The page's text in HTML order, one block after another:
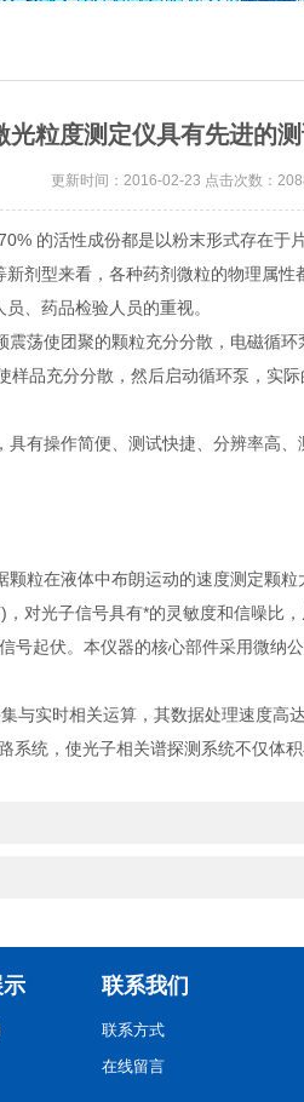
光粒度测定仪具有先进的
更新时间：2016-02-23 点击次数：
的活性成份都是以粉末形式存在于
剂型来看，各种药剂微粒的物理属
、药品检验人员的重视。
荡使团聚的颗粒充分分散，电磁循
品充分分散，然后启动循环泵，实
有操作简便、测试快捷、分辨率高
粒在液体中布朗运动的速度测定颗
光子信号具有*的灵敏度和信噪比，
起伏。本仪器的核心部件采用微纳
实时相关运算，其数据处理速度高
统，使光子相关谱探测系统不仅体
联系我们
联系方式
在线留言